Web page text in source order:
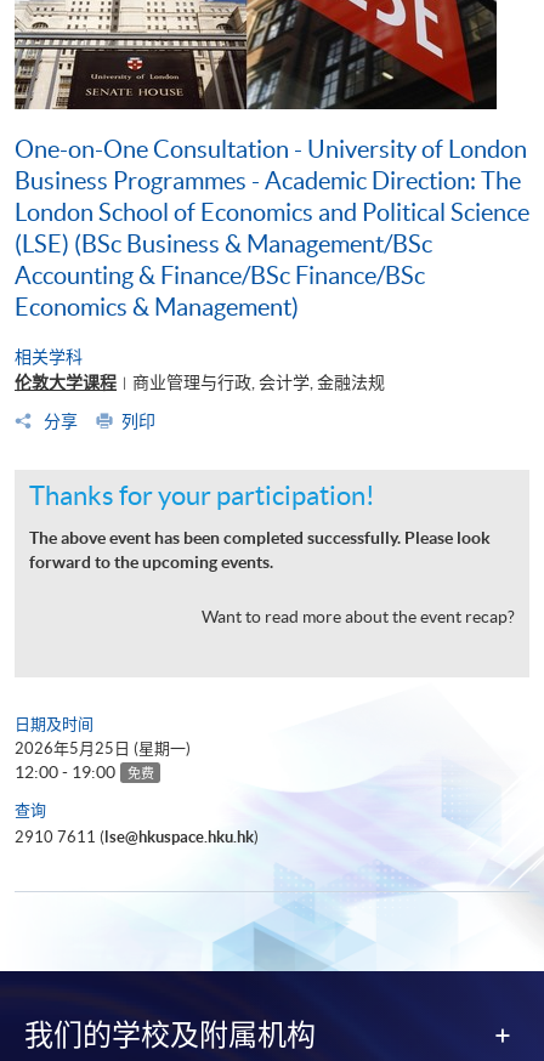
One-on-One Consultation - University of London
Business Programmes - Academic Direction: The
London School of Economics and Political Science
(LSE) (BSc Business & Management/BSc
Accounting & Finance/BSc Finance/BSc
Economics & Management)
相关学科
伦敦大学课程 | 商业管理与行政, 会计学, 金融法规
分享
列印
Thanks for your participation!
The above event has been completed successfully. Please look
forward to the upcoming events.
Want to read more about the event recap?
日期及时间
2026年5月25日 (星期一)
12:00 - 19:00 免费
查询
2910 7611 (lse@hkuspace.hku.hk)
我们的学校及附属机构